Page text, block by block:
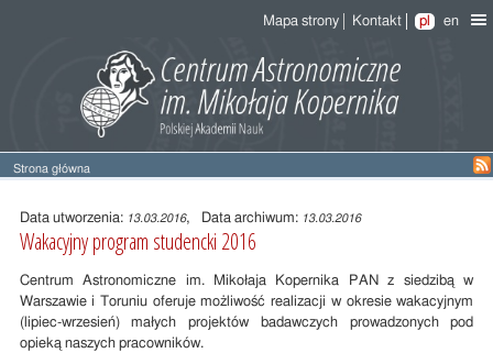
Mapa strony Kontakt pl en
Strona główna
Treść
wpisuData utworzenia: 13.03.2016, Data archiwum: 13.03.2016
Wakacyjny program studencki 2016
Centrum Astronomiczne im. Mikołaja Kopernika PAN z siedzibą w
Warszawie i Toruniu oferuje możliwość realizacji w okresie wakacyjnym
(lipiec-wrzesień) małych projektów badawczych prowadzonych pod
opieką naszych pracowników.